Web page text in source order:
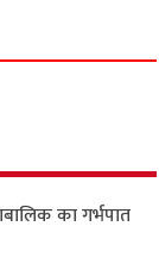
का गर्भपात